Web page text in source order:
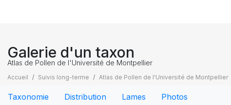
Galerie d'un taxon
Atlas de Pollen de l'Université de Montpellier
Accueil Suivis long-terme Atlas de Pollen de l'Université de Montpellier
Taxonomie Distribution Lames Photos
Taxonomie